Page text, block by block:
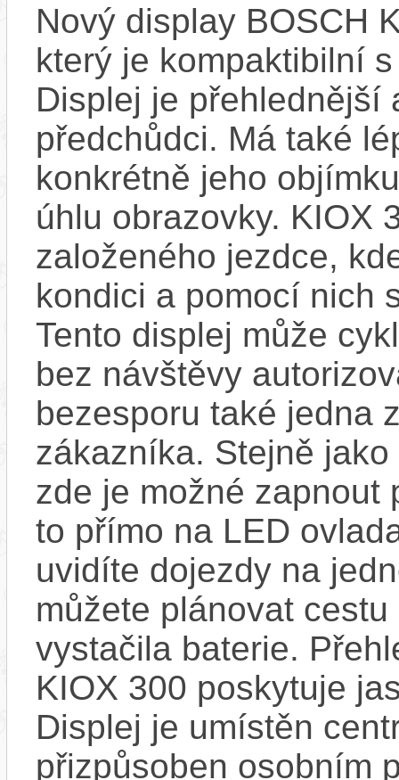
Nový display BOSCH
který je kompaktibilní
Displej je přehlednější
předchůdci. Má také
konkrétně jeho
úhlu obrazovky. KIOX
založeného jezdce,
kondici a pomocí nich
Tento displej může
bez návštěvy
bezesporu také jedna
zákazníka. Stejně
zde je možné zapnout
to přímo na LED
uvidíte dojezdy na
můžete plánovat
vystačila baterie.
KIOX 300 poskytuje
Displej je umístěn
přizpůsoben osobním